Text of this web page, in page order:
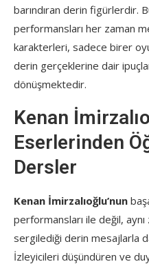
barındıran derin figürlerdir.
performansları her zaman
karakterleri, sadece birer
derin gerçeklerine dair
dönüşmektedir.
Kenan
Eserlerinden
Dersler
Kenan İmirzalıoğlu’nun
performansları ile değil,
sergilediği derin mesajlarla
İzleyicileri düşündüren ve